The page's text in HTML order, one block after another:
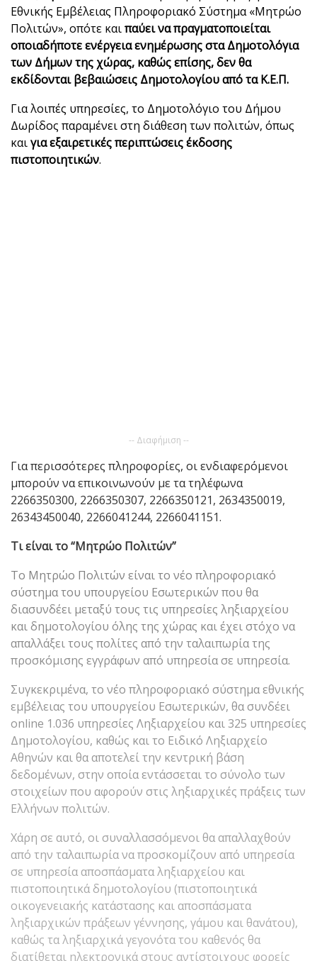
Εθνικής Εμβέλειας Πληροφοριακό Σύστημα «Μητρώο
Πολιτών», οπότε καιπαύει ναπραγματοποιείται
οποιαδήποτε ενέργεια ενημέρωσης στα Δημοτολόγια
των Δήμων της χώρας, καθώς επίσης, δεν θα
εκδίδονται βεβαιώσεις Δημοτολογίουαπό τα Κ.Ε.Π.
Για λοιπές υπηρεσίες, το Δημοτολόγιο του Δήμου
Δωρίδος παραμένει στη διάθεση των πολιτών, όπως
καιγια εξαιρετικές περιπτώσεις έκδοσης
πιστοποιητικών.
-- Διαφήμιση --
Για περισσότερες πληροφορίες, οι ενδιαφερόμενοι
μπορούν να επικοινωνούν με τα τηλέφωνα
2266350300, 2266350307, 2266350121, 2634350019,
26343450040, 2266041244, 2266041151.
Τι είναι το “Μητρώο Πολιτών”
Το Μητρώο Πολιτών είναι το νέο πληροφοριακό
σύστημα του υπουργείου Εσωτερικών που θα
διασυνδέει μεταξύ τους τις υπηρεσίες ληξιαρχείου
και δημοτολογίου όλης της χώρας και έχει στόχο να
απαλλάξει τους πολίτες από την ταλαιπωρία της
προσκόμισης εγγράφων από υπηρεσία σε υπηρεσία.
Συγκεκριμένα, το νέο πληροφοριακό σύστημα εθνικής
εμβέλειας του υπουργείου Εσωτερικών, θα συνδέει
online 1.036 υπηρεσίες Ληξιαρχείου και 325 υπηρεσίες
Δημοτολογίου, καθώς και το Ειδικό Ληξιαρχείο
Αθηνών και θα αποτελεί την κεντρική βάση
δεδομένων, στην οποία εντάσσεται το σύνολο των
στοιχείων που αφορούν στις ληξιαρχικές πράξεις των
Ελλήνων πολιτών.
Χάρη σε αυτό, οι συναλλασσόμενοι θα απαλλαχθούν
από την ταλαιπωρία να προσκομίζουν από υπηρεσία
σε υπηρεσία αποσπάσματα ληξιαρχείου και
πιστοποιητικά δημοτολογίου (πιστοποιητικά
οικογενειακής κατάστασης και αποσπάσματα
ληξιαρχικών πράξεων γέννησης, γάμου και θανάτου),
καθώς τα ληξιαρχικά γεγονότα του καθενός θα
διατίθεται ηλεκτρονικά στους αντίστοιχους φορείς